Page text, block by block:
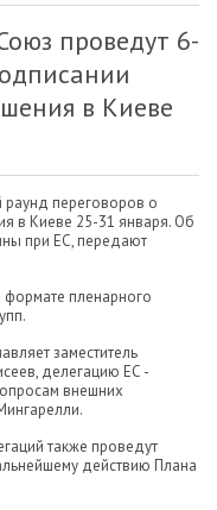
проведут 6-
в Киеве
раунд переговоров о
в Киеве 25-31 января. Об
при ЕС, передают
пленарного
заместитель
делегацию ЕС -
внешних
также проведут
действию Плана